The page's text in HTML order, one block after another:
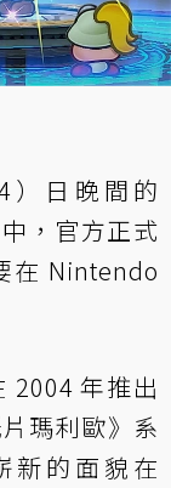
）日晚間的
，官方正式
在 Nintendo
2004 年推出
瑪利歐》系
新的面貌在